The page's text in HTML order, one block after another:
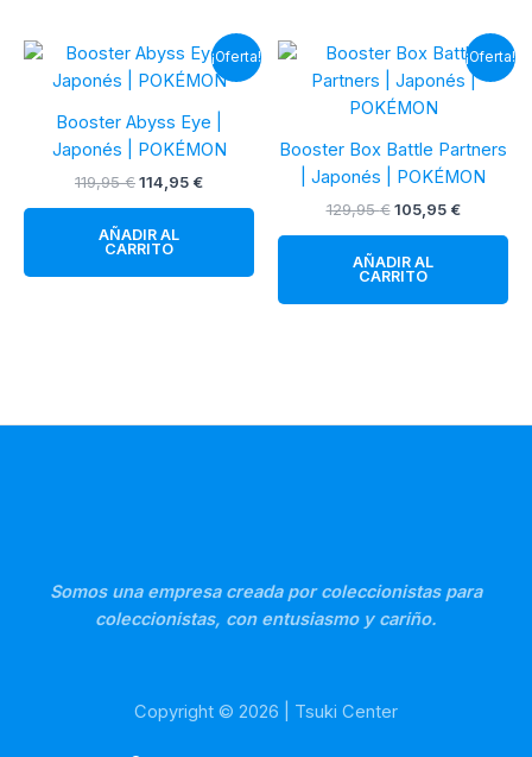
¡Oferta!
Booster Abyss Eye |
Japonés | POKÉMON
119,95€El
era:
114,95 €El
AÑADIR AL
CARRITO
¡Oferta!
Booster Box Battle Partners
| Japonés | POKÉMON
129,95€ El
era:
105,95 €El
AÑADIR AL
CARRITO
Somos una empresa creada por coleccionistas para
coleccionistas, con entusiasmo y cariño.
Copyright © 2026 | Tsuki Center